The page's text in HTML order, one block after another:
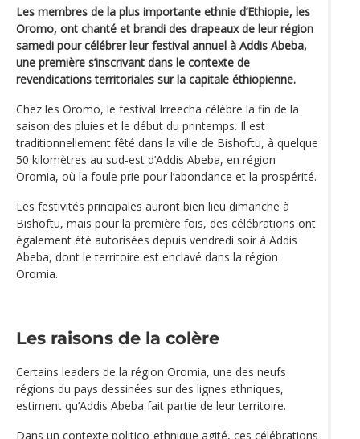
Les membres de la plus importante ethnie d’Ethiopie, les
Oromo, ont chanté et brandi des drapeaux de leur région
samedi pour célébrer leur festival annuel à Addis Abeba,
une première s’inscrivant dans le contexte de
revendications territoriales sur la capitale éthiopienne.
Chez les Oromo, le festival Irreecha célèbre la fin de la
saison des pluies et le début du printemps. Il est
traditionnellement fêté dans la ville de Bishoftu, à quelque
50 kilomètres au sud-est d’Addis Abeba, en région
Oromia, où la foule prie pour l’abondance et la prospérité.
Les festivités principales auront bien lieu dimanche à
Bishoftu, mais pour la première fois, des célébrations ont
également été autorisées depuis vendredi soir à Addis
Abeba, dont le territoire est enclavé dans la région
Oromia.
Les raisons de la colère
Certains leaders de la région Oromia, une des neufs
régions du pays dessinées sur des lignes ethniques,
estiment qu’Addis Abeba fait partie de leur territoire.
Dans un contexte politico-ethnique agité, ces célébrations